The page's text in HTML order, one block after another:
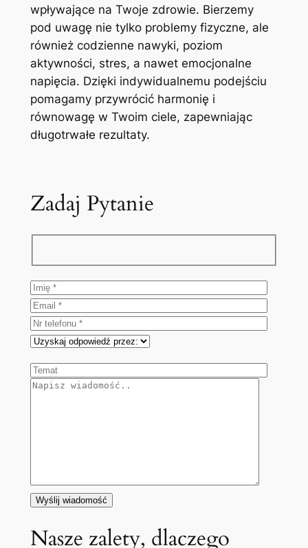
wpływające na Twoje zdrowie. Bierzemy
pod uwagę nie tylko problemy fizyczne, ale
również codzienne nawyki, poziom
aktywności, stres, a nawet emocjonalne
napięcia. Dzięki indywidualnemu podejściu
pomagamy przywrócić harmonię i
równowagę w Twoim ciele, zapewniając
długotrwałe rezultaty.
Zadaj Pytanie
Nasze zalety, dlaczego